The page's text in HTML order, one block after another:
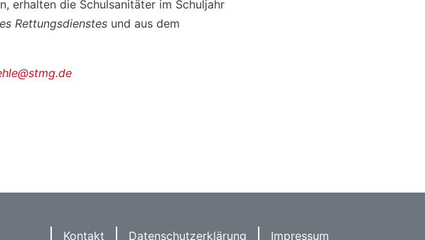
erhalten die Schulsanitäter im Schuljahr
Rettungsdienstes und aus dem
Kontakt Datenschutzerklärung Impressum